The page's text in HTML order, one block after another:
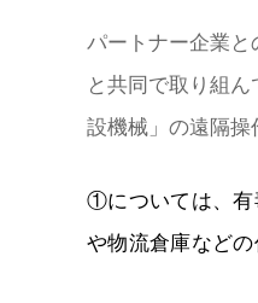
パートナー企業
と共同で取り組
設機械」の遠隔操
①については、有
や物流倉庫など